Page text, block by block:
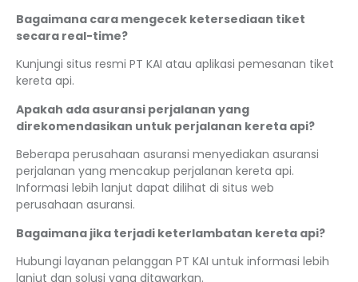
Bagaimana cara mengecek ketersediaan tiket
secara real-time?
Kunjungi situs resmi PT KAI atau aplikasi pemesanan tiket
kereta api.
Apakah ada asuransi perjalanan yang
direkomendasikan untuk perjalanan kereta api?
Beberapa perusahaan asuransi menyediakan asuransi
perjalanan yang mencakup perjalanan kereta api.
Informasi lebih lanjut dapat dilihat di situs web
perusahaan asuransi.
Bagaimana jika terjadi keterlambatan kereta api?
Hubungi layanan pelanggan PT KAI untuk informasi lebih
lanjut dan solusi yang ditawarkan.